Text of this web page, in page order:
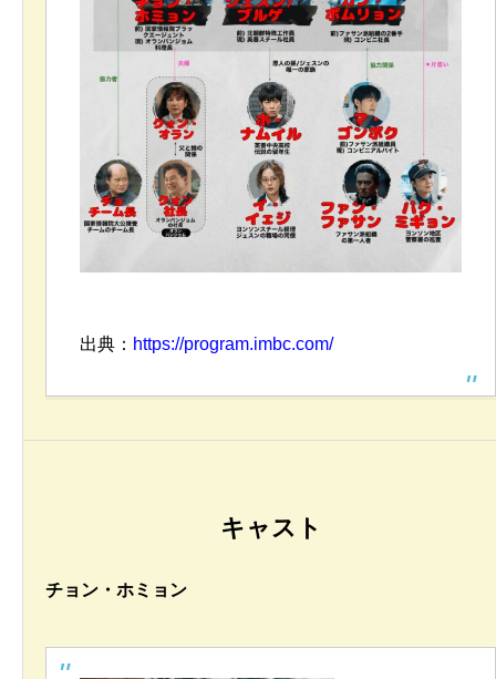
出典： https://program.imbc.com/
キャスト
チョン・ホミョン